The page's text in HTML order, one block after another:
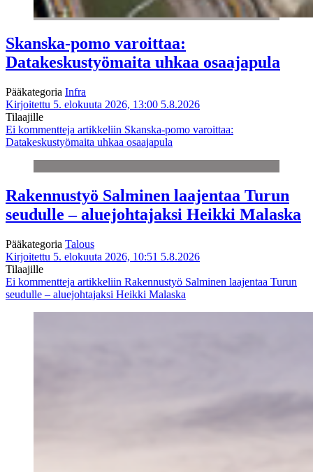
Skanska-pomo varoittaa:
Datakeskustyömaita uhkaa osaajapula
Pääkategoria Infra
Kirjoitettu 5. elokuuta 2026, 13:00 5.8.2026
Tilaajille
Ei kommentteja artikkeliin Skanska-pomo varoittaa:
Datakeskustyömaita uhkaa osaajapula
Rakennustyö Salminen laajentaa Turun
seudulle – aluejohtajaksi Heikki Malaska
Pääkategoria Talous
Kirjoitettu 5. elokuuta 2026, 10:51 5.8.2026
Tilaajille
Ei kommentteja artikkeliin Rakennustyö Salminen laajentaa Turun
seudulle – aluejohtajaksi Heikki Malaska